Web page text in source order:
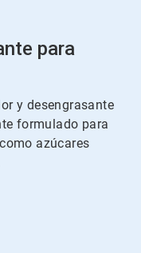
para
y desengrasante
formulado para
azúcares